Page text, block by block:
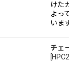
けた
よっ
いま
チェ
[